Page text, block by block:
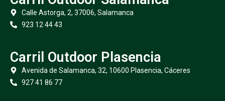
Calle Astorga, 2, 37006, Salamanca
923 12 44 43
Carril Outdoor Plasencia
Avenida de Salamanca, 32, 10600 Plasencia, Cáceres
927 41 86 77